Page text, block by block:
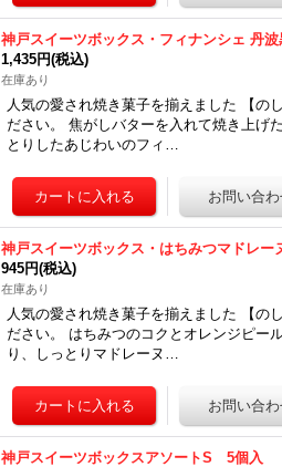
神戸スイーツボックス・フィナンシェ 丹
1,435円(税込)
在庫あり
人気の愛され焼き菓子を揃えました 【の
ださい。 焦がしバターを入れて焼き上げ
とりしたあじわいのフィ…
神戸スイーツボックス・はちみつマドレ
945円(税込)
在庫あり
人気の愛され焼き菓子を揃えました 【の
ださい。 はちみつのコクとオレンジピー
り、しっとりマドレーヌ…
神戸スイーツボックスアソートS 5個入